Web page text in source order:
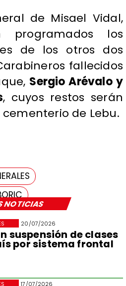
NOTICIAS
20/07/2026
suspensión de clases
por sistema frontal
17/07/2026
de Misael Vidal,
programados los
de los otros dos
fallecidos
Sergio Arévalo y
, cuyos restos serán
de Lebu.